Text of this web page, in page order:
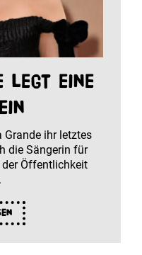
legt eine
Grande ihr letztes
die Sängerin für
Öffentlichkeit